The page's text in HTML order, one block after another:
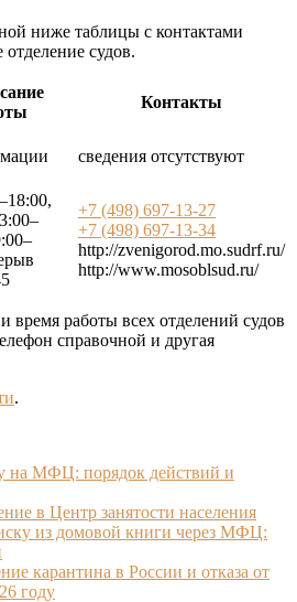
ниже таблицы с контактами
судов.
Контакты
сведения отсутствуют
+7 (498) 697-13-27
+7 (498) 697-13-34
http://zvenigorod.mo.sudrf.ru/
http://www.mosoblsud.ru/
время работы всех отделений судов
справочной и другая
.
на МФЦ: порядок действий и
в Центр занятости населения
из домовой книги через МФЦ:
карантина в России и отказа от
году